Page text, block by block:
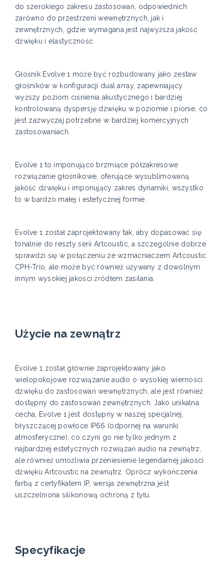
do szerokiego zakresu zastosowań, odpowiednich
zarówno do przestrzeni wewnętrznych, jak i
zewnętrznych, gdzie wymagana jest najwyższa jakość
dźwięku i elastyczność.
Głośnik Evolve 1 może być rozbudowany jako zestaw
głośników w konfiguracji dual array, zapewniający
wyższy poziom ciśnienia akustycznego i bardziej
kontrolowaną dyspersję dźwięku w poziomie i pionie, co
jest zazwyczaj potrzebne w bardziej komercyjnych
zastosowaniach.
Evolve 1 to imponująco brzmiące półzakresowe
rozwiązanie głośnikowe, oferujące wysublimowaną
jakość dźwięku i imponujący zakres dynamiki, wszystko
to w bardzo małej i estetycznej formie.
Evolve 1 został zaprojektowany tak, aby dopasować się
tonalnie do reszty serii Artcoustic, a szczególnie dobrze
sprawdzi się w połączeniu ze wzmacniaczem Artcoustic
CPH-Trio, ale może być również używany z dowolnym
innym wysokiej jakości źródłem zasilania.
Użycie na zewnątrz
Evolve 1 został głównie zaprojektowany jako
wielopokojowe rozwiązanie audio o wysokiej wierności
dźwięku do zastosowań wewnętrznych, ale jest również
dostępny do zastosowań zewnętrznych. Jako unikalna
cecha, Evolve 1 jest dostępny w naszej specjalnej,
błyszczącej powłoce IP66 (odpornej na warunki
atmosferyczne), co czyni go nie tylko jednym z
najbardziej estetycznych rozwiązań audio na zewnątrz,
ale również umożliwia przeniesienie legendarnej jakości
dźwięku Artcoustic na zewnątrz. Oprócz wykończenia
farbą z certyfikatem IP, wersja zewnętrzna jest
uszczelniona silikonową ochroną z tyłu.
Specyfikacje